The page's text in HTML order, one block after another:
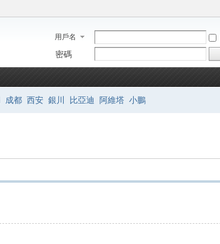
用戶名
密碼
成都 西安 銀川 比亞迪 阿維塔 小鵬